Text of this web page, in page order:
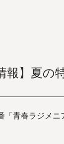
報】夏
青春ラジメ